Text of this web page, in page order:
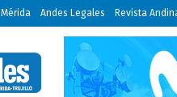
Mérida Andes Legales Revista